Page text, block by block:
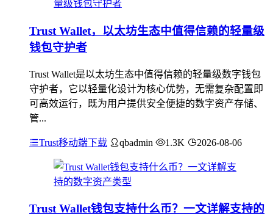
Trust Wallet，以太坊生态中值得信赖的轻量级
钱包守护者
Trust Wallet是以太坊生态中值得信赖的轻量级数字钱包
守护者，它以轻量化设计为核心优势，无需复杂配置即
可高效运行，既为用户提供安全便捷的数字资产存储、
管...
Trust移动端下载 qbadmin 1.3K 2026-08-06
Trust Wallet钱包支持什么币？一文详解支持的